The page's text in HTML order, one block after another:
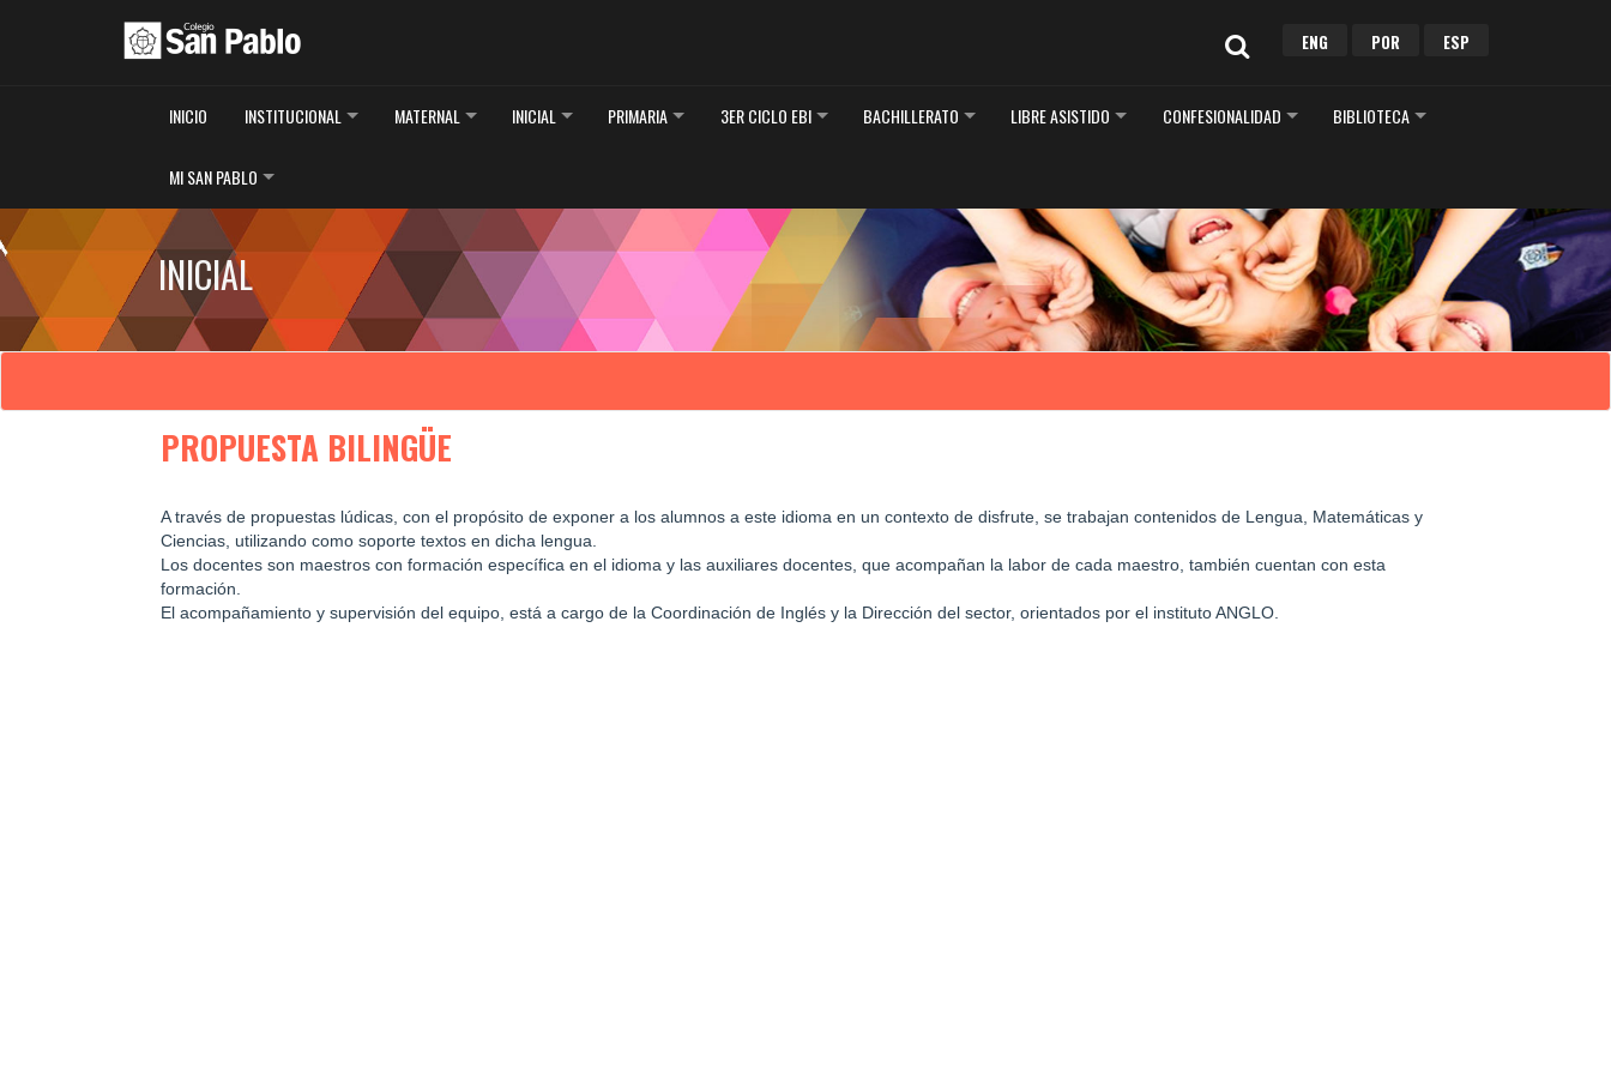
ENG POR ESP
INICIO INSTITUCIONAL MATERNAL INICIAL PRIMARIA 3ER CICLO EBI BACHILLERATO LIBRE ASISTIDO CONFESIONALIDAD BIBLIOTECA
MI SAN PABLO
INICIAL
PROPUESTA BILINGÜE
A través de propuestas lúdicas, con el propósito de exponer a los alumnos a este idioma en un contexto de disfrute, se trabajan contenidos de Lengua, Matemáticas y
Ciencias, utilizando como soporte textos en dicha lengua.
Los docentes son maestros con formación específica en el idioma y las auxiliares docentes, que acompañan la labor de cada maestro, también cuentan con esta
formación.
El acompañamiento y supervisión del equipo, está a cargo de la Coordinación de Inglés y la Dirección del sector, orientados por el instituto ANGLO.